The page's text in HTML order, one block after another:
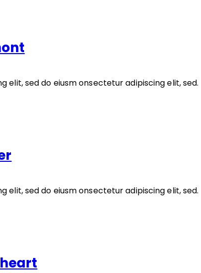
elit, sed do eiusm onsectetur adipiscing elit, sed.
elit, sed do eiusm onsectetur adipiscing elit, sed.